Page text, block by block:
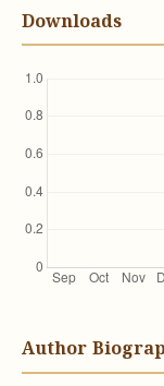
Downloads
Author